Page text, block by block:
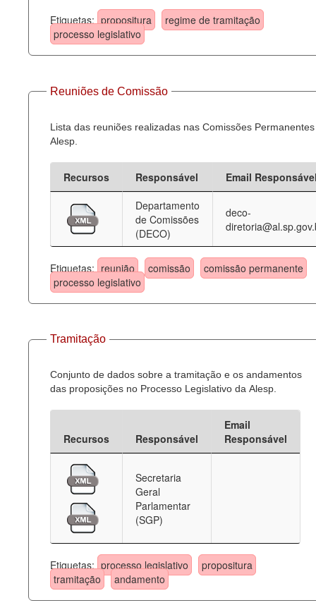
Etiquetas: propositura
regime de tramitação
processo legislativo
Reuniões de Comissão
Lista das reuniões realizadas nas Comissões
Alesp.
Recursos Responsável
Email
Departamento
de Comissões
(DECO)
deco-
Etiquetas: reunião comissão
comissão permanente
processo legislativo
Tramitação
Conjunto de dados sobre a tramitação e os andamentos
das proposições no Processo Legislativo da Alesp.
Recursos Responsável
Email
Responsável
Secretaria
Geral
Parlamentar
(SGP)
Etiquetas: processo legislativo
propositura
tramitação
andamento